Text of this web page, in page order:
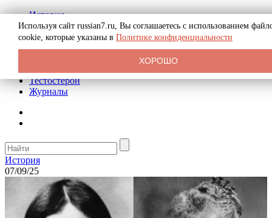
История
Биография
Криминал
Реклама на сайте
Тестостерон
Журналы
История
07/09/25
Используя сайт russian7.ru, Вы соглашаетесь с использованием
cookie, которые указаны в Политике конфиденциальности
ХОРОШО